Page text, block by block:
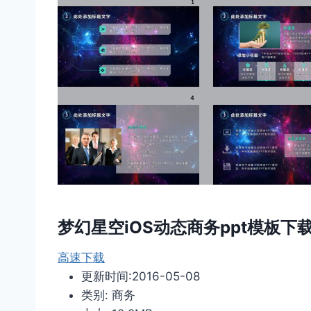
梦幻星空iOS动态商务ppt模板下
高速下载
更新时间:2016-05-08
类别: 商务